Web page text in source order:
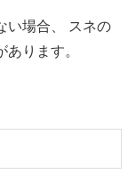
場合、
スネの
ります。